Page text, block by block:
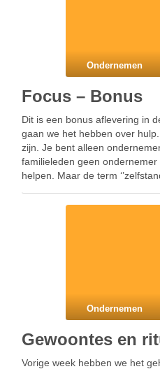
Ondernemen
Focus – Bonus
Dit is een bonus aflevering in
gaan we het hebben over
zijn. Je bent alleen
familieleden geen
helpen. Maar de term
Ondernemen
Gewoontes en
Vorige week hebben we het